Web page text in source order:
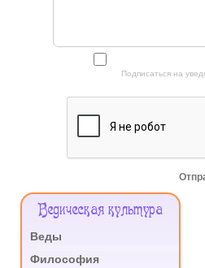
Подписаться на
Меню
Ведическая культура
Веды
Философия